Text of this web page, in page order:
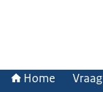
Home